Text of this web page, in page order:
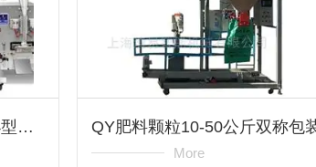
QY全自动1-20克锅巴食品小型包装机品牌
More